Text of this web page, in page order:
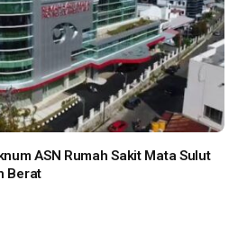
ASN Rumah Sakit Mata Sulut
Berat